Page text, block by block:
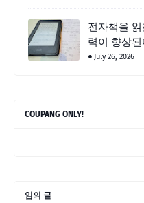
전자책을
력이 향상된
July 26, 2026
COUPANG ONLY!
임의 글